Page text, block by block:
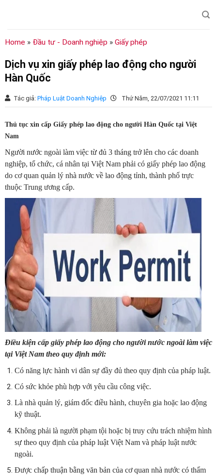
dung
Home » Đầu tư - Doanh nghiệp » Giấy phép
Dịch vụ xin giấy phép lao động cho người
Hàn Quốc
Tác giả: Pháp Luật Doanh Nghiệp Thứ Năm, 22/07/2021 11:11
Thủ tục xin cấp Giấy phép lao động cho người Hàn Quốc tại Việt
Nam
Người nước ngoài làm việc từ đủ 3 tháng trở lên cho các doanh
nghiệp, tổ chức, cá nhân tại Việt Nam phải có giấy phép lao động
do cơ quan quản lý nhà nước về lao động tỉnh, thành phố trực
thuộc Trung ương cấp.
Điều kiện cấp giấy phép lao động cho người nước ngoài làm việc
tại Việt Nam theo quy định mới:
Có năng lực hành vi dân sự đầy đủ theo quy định của pháp luật.
Có sức khỏe phù hợp với yêu cầu công việc.
Là nhà quản lý, giám đốc điều hành, chuyên gia hoặc lao động
kỹ thuật.
Không phải là người phạm tội hoặc bị truy cứu trách nhiệm hình
sự theo quy định của pháp luật Việt Nam và pháp luật nước
ngoài.
Được chấp thuận bằng văn bản của cơ quan nhà nước có thẩm